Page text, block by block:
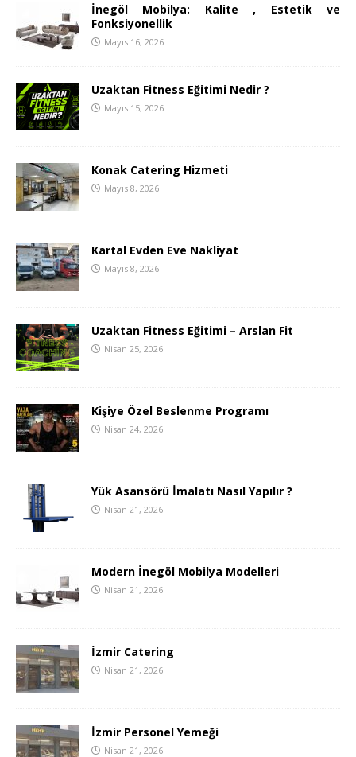
İnegöl Mobilya: Kalite , Estetik ve
Fonksiyonellik
Mayıs 16, 2026
Uzaktan Fitness Eğitimi Nedir ?
Mayıs 15, 2026
Konak Catering Hizmeti
Mayıs 8, 2026
Kartal Evden Eve Nakliyat
Mayıs 8, 2026
Uzaktan Fitness Eğitimi – Arslan Fit
Nisan 25, 2026
Kişiye Özel Beslenme Programı
Nisan 24, 2026
Yük Asansörü İmalatı Nasıl Yapılır ?
Nisan 21, 2026
Modern İnegöl Mobilya Modelleri
Nisan 21, 2026
İzmir Catering
Nisan 21, 2026
İzmir Personel Yemeği
Nisan 21, 2026